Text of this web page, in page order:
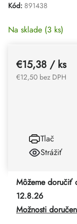
Kód: 891438
Na sklade (3 ks)
Môžeme doručiť
12.8.26
Možnosti
€15,38 / ks
€12,50 bez DPH
Tlač
Strážiť